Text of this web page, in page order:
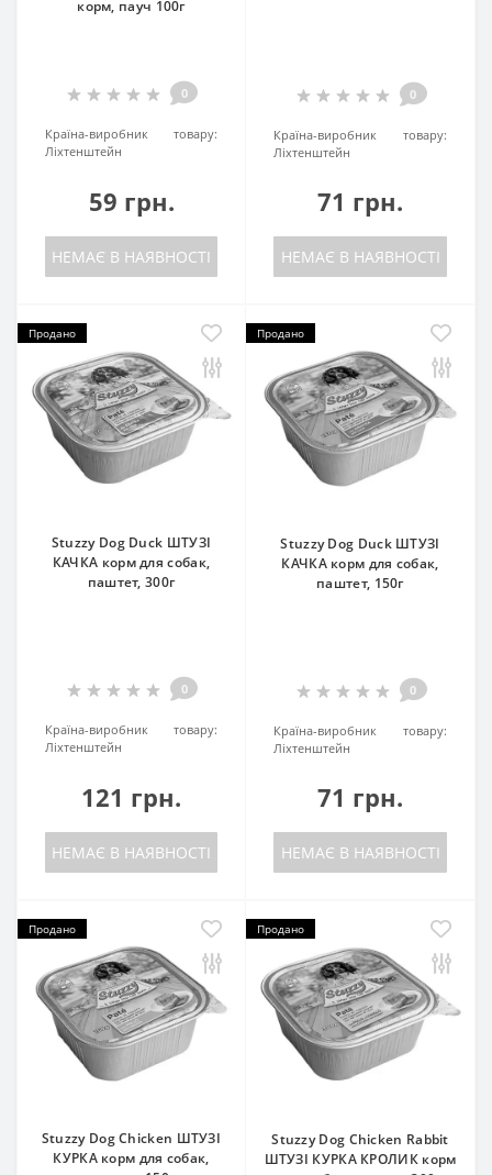
корм, пауч 100г
0
Країна-виробник товару:
Ліхтенштейн
59 грн.
НЕМАЄ В НАЯВНОСТІ
0
Країна-виробник товару:
Ліхтенштейн
71 грн.
НЕМАЄ В НАЯВНОСТІ
Продано
Stuzzy Dog Duck ШТУЗІ
КАЧКА корм для собак,
паштет, 300г
0
Країна-виробник товару:
Ліхтенштейн
121 грн.
НЕМАЄ В НАЯВНОСТІ
Продано
Stuzzy Dog Duck ШТУЗІ
КАЧКА корм для собак,
паштет, 150г
0
Країна-виробник товару:
Ліхтенштейн
71 грн.
НЕМАЄ В НАЯВНОСТІ
Продано
Stuzzy Dog Chicken ШТУЗІ
КУРКА корм для собак,
Продано
Stuzzy Dog Chicken Rabbit
ШТУЗІ КУРКА КРОЛИК корм